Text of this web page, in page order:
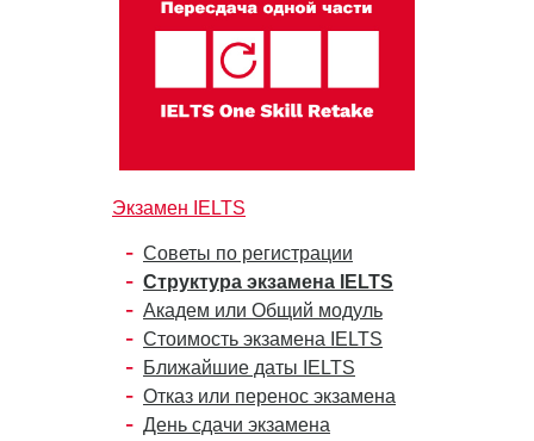
Экзамен IELTS
Советы по регистрации
Структура экзамена IELTS
Академ или Общий модуль
Стоимость экзамена IELTS
Ближайшие даты IELTS
Отказ или перенос экзамена
День сдачи экзамена